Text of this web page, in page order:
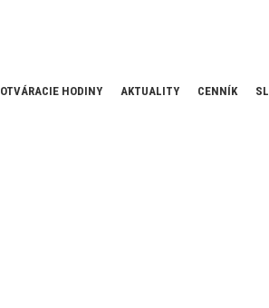
OTVÁRACIE HODINY AKTUALITY CENNÍK